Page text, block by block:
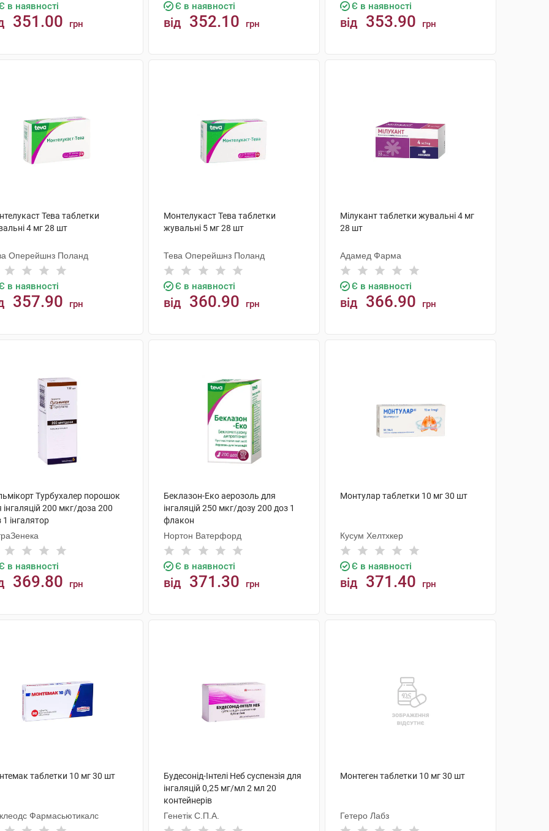
в наявності
351.00 грн
Є в наявності
від 352.10 грн
Є в наявності
від 353.90 грн
Тева таблетки
4 мг 28 шт
Оперейшнз Поланд
в наявності
357.90 грн
Монтелукаст Тева таблетки
жувальні 5 мг 28 шт
Тева Оперейшнз Поланд
Є в наявності
від 360.90 грн
Мілукант таблетки жувальні 4 мг
28 шт
Адамед Фарма
Є в наявності
від 366.90 грн
Турбухалер порошок
інгаляцій 200 мкг/доза 200
1 інгалятор
в наявності
369.80 грн
Беклазон-Еко аерозоль для
інгаляцій 250 мкг/дозу 200 доз 1
флакон
Нортон Ватерфорд
Є в наявності
від 371.30 грн
Монтулар таблетки 10 мг 30 шт
Кусум Хелтхкер
Є в наявності
від 371.40 грн
таблетки 10 мг 30 шт
Фармасьютикалс
Будесонід-Інтелі Неб суспензія для
інгаляцій 0,25 мг/мл 2 мл 20
контейнерів
Генетік С.П.А.
Монтеген таблетки 10 мг 30 шт
Гетеро Лабз